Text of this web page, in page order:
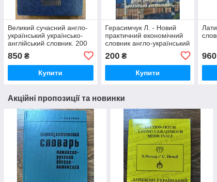
Великий сучасний англо-
український українсько-
англійський словник. 200
850 ₴
Купити
Герасимчук Л. - Новий
практичний економічний
словник англо-український
українсько-англійський 30
000 термінів
200₴
Купити
960
Акційні пропозиції та новинки